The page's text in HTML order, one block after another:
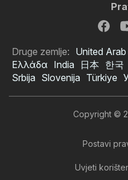
Druge zemlje: United
Ελλάδα India 日本 한국
Srbija Slovenija Türkiye
Copyright ©
Postavi
Uvjeti